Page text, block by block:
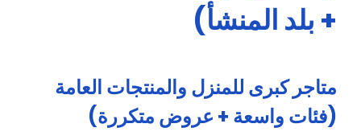
+ بلد المنشأ)
متاجر كبرى للمنزل والمنتجات العامة
(فئات واسعة + عروض متكررة)